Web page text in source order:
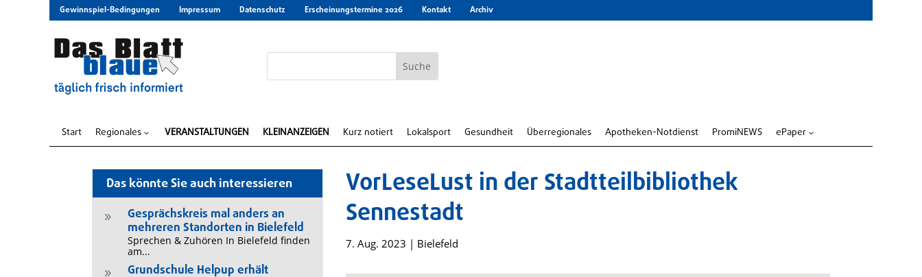
Gewinnspiel-Bedingungen Impressum Datenschutz Erscheinungstermine 2026 Kontakt Archiv
Start Regionales 3 VERANSTALTUNGEN KLEINANZEIGEN Kurz notiert Lokalsport Gesundheit Überregionales Apotheken-Notdienst PromiNEWS ePaper 3
Das könnte Sie auch interessieren
9
Gesprächskreis mal anders an
mehreren Standorten in Bielefeld
Sprechen & Zuhören In Bielefeld finden
am...
9
Grundschule Helpup erhält
VorLeseLust in der Stadtteilbibliothek
Sennestadt
7. Aug. 2023 | Bielefeld